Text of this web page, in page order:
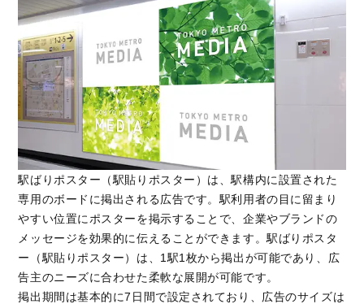
駅ばりポスター（駅貼りポスター）は、駅構内に設置された
専用のボードに掲出される広告です。駅利用者の目に留まり
やすい位置にポスターを掲示することで、企業やブランドの
メッセージを効果的に伝えることができます。駅ばりポスタ
ー（駅貼りポスター）は、1駅1枚から掲出が可能であり、広
告主のニーズに合わせた柔軟な展開が可能です。
掲出期間は基本的に7日間で設定されており、広告のサイズは